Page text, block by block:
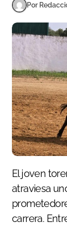
Por
El joven
atraviesa
carrera.